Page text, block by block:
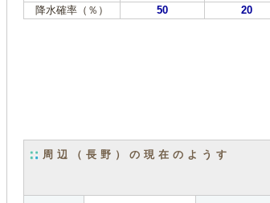
降水確率（％）
50 20
周辺（長野）の現在のようす